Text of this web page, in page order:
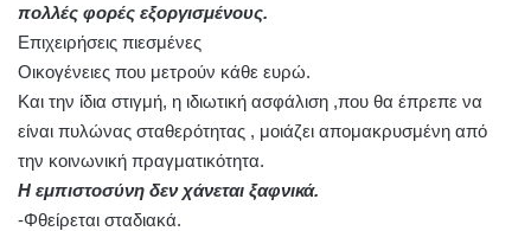
πολλές φορές εξοργισμένους.
Επιχειρήσεις πιεσμένες
Οικογένειες που μετρούν κάθε ευρώ.
Και την ίδια στιγμή, η ιδιωτική ασφάλιση ,που θα έπρεπε να
είναι πυλώνας σταθερότητας , μοιάζει απομακρυσμένη από
την κοινωνική πραγματικότητα.
Η εμπιστοσύνη δεν χάνεται ξαφνικά.
-Φθείρεται σταδιακά.